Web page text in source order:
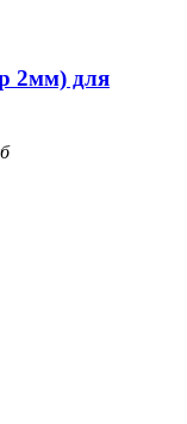
2мм) для